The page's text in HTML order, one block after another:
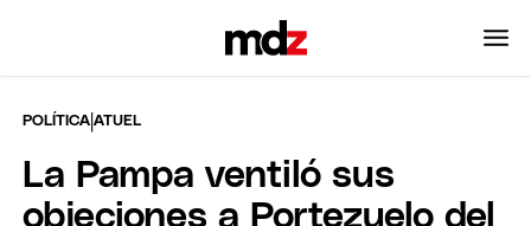
POLÍTICA |ATUEL
La Pampa ventiló sus
objeciones a Portezuelo del